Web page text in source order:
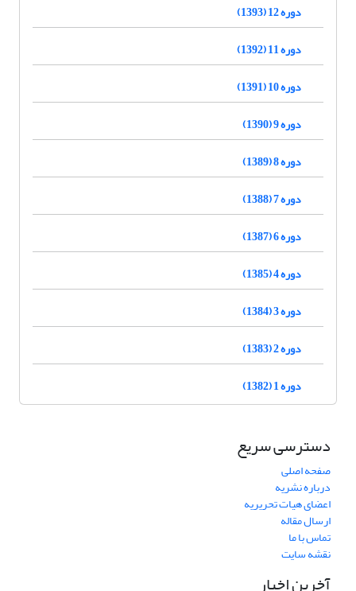
دوره 12 (1393)
دوره 11 (1392)
دوره 10 (1391)
دوره 9 (1390)
دوره 8 (1389)
دوره 7 (1388)
دوره 6 (1387)
دوره 4 (1385)
دوره 3 (1384)
دوره 2 (1383)
دوره 1 (1382)
دسترسی سریع
صفحه اصلی
درباره نشریه
اعضای هیات تحریریه
ارسال مقاله
تماس با ما
نقشه سایت
آخرین اخبار